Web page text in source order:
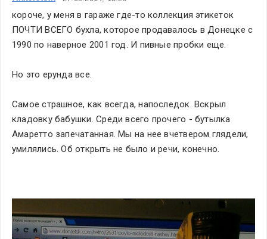
короче, у меня в гараже где-то коллекция этикеток
ПОЧТИ ВСЕГО бухла, которое продавалось в Донецке с
1990 по наверное 2001 год. И пивные пробки еще.
Но это ерунда все.
Самое страшное, как всегда, напоследок. Вскрыл
кладовку бабушки. Среди всего прочего - бутылка
Амаретто запечатанная. Мы на нее вчетвером глядели,
умилялись. Об открыть не было и речи, конечно.